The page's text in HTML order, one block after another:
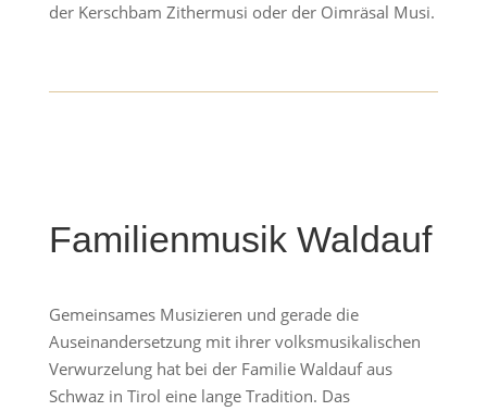
der Kerschbam Zithermusi oder der Oimräsal Musi.
Familienmusik Waldauf
Gemeinsames Musizieren und gerade die
Auseinandersetzung mit ihrer volksmusikalischen
Verwurzelung hat bei der Familie Waldauf aus
Schwaz in Tirol eine lange Tradition. Das